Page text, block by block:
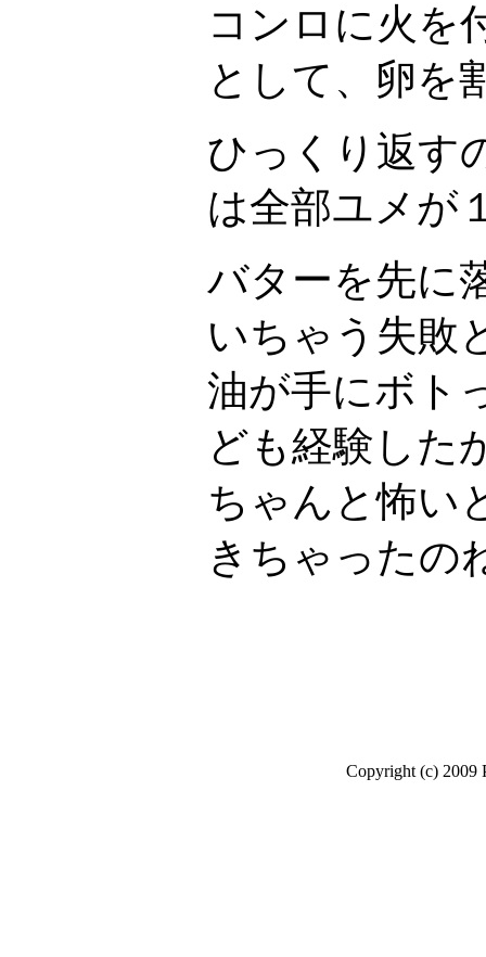
コンロに火を
として、卵を
ひっくり返す
は全部ユメが
バターを先に
いちゃう失敗
油が手にボト
ども経験した
ちゃんと怖い
きちゃったの
Copyright (c) 2009